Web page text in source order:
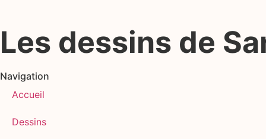
Les dessins de
Navigation
Accueil
Dessins